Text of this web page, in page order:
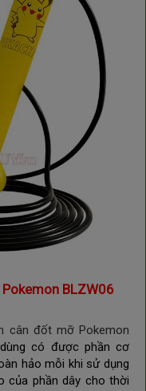
BLZW06
cân đốt mỡ Pokemon
có được phần cơ
hảo mỗi khi sử dụng
của phần dây cho thời